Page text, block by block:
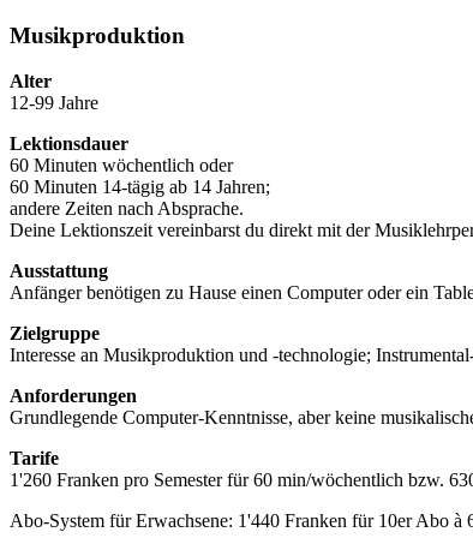
Musikproduktion
Alter
12-99 Jahre
Lektionsdauer
60 Minuten wöchentlich oder
60 Minuten 14-tägig ab 14 Jahren;
andere Zeiten nach Absprache.
Deine Lektionszeit vereinbarst du direkt mit der
Ausstattung
Anfänger benötigen zu Hause einen Computer oder ein
Zielgruppe
Interesse an Musikproduktion und -technologie;
Anforderungen
Grundlegende Computer-Kenntnisse, aber keine
Tarife
1'260 Franken pro Semester für 60 min/wöchentlich bzw.
Abo-System für Erwachsene: 1'440 Franken für 10er Abo à